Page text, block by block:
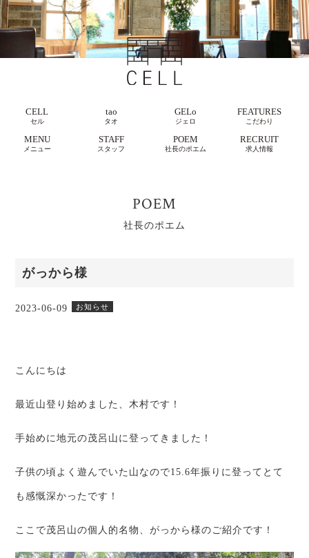
CELL
セル
tao
タオ
GELo
ジェロ
FEATURES
こだわり
MENU
メニュー
STAFF
スタッフ
POEM
社長のポエム
RECRUIT
求人情報
POEM
社長のポエム
がっから様
2023-06-09 お知らせ
こんにちは
最近山登り始めました、木村です！
手始めに地元の茂呂山に登ってきました！
子供の頃よく遊んでいた山なので15.6年振りに登ってとて
も感慨深かったです！
ここで茂呂山の個人的名物、がっから様のご紹介です！